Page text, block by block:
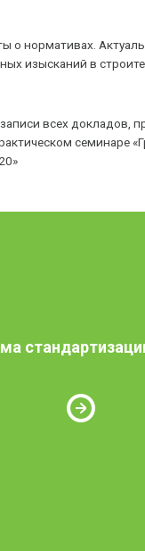
о нормативах.
изысканий в
всех докладов,
семинаре